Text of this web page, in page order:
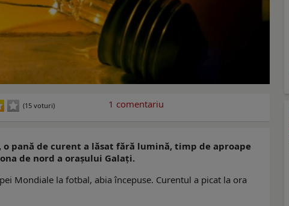
(15 voturi) 1 comentariu
pană de curent a lăsat fără lumină, timp de aproape
de nord a orașului Galați.
Mondiale la fotbal, abia începuse. Curentul a picat la ora